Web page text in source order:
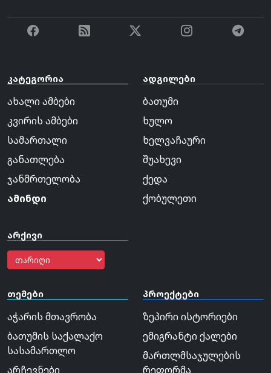
კატეგორია
ახალი ამბები
კვირის ამბები
სამართალი
განათლება
ჯანმრთელობა
ამინდი
არქივი
ადგილები
ბათუმი
ხულო
ხელვაჩაური
შუახევი
ქედა
ქობულეთი
თემები
აჭარის მთავრობა
ბათუმის საქალაქო
სასამართლო
არჩევნები
პროექტები
ზეპირი ისტორიები
ემიგრანტი ქალები
მართლმსაჯულების
რეფორმა